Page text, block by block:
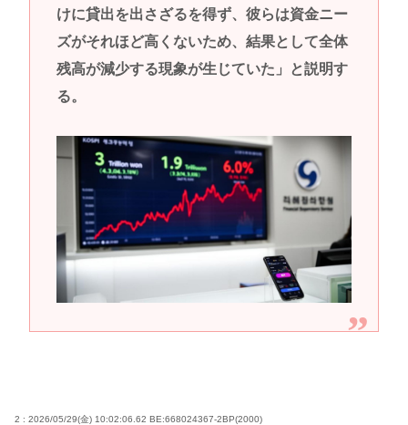
けに貸出を出さざるを得ず、彼らは資金ニー
ズがそれほど高くないため、結果として全体
残高が減少する現象が生じていた」と説明す
る。
2 : 2026/05/29(金) 10:02:06.62 BE:668024367-2BP(2000)